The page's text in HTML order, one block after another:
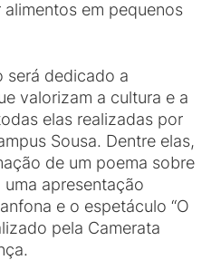
em pequenos
será dedicado a
valorizam a cultura e a
elas realizadas por
Sousa. Dentre elas,
de um poema sobre
apresentação
e o espetáculo “O
pela Camerata